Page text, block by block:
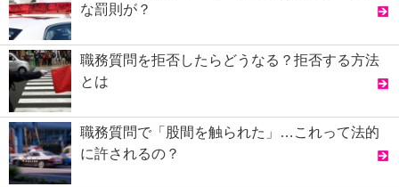
な罰則が？
職務質問を拒否したらどうなる？拒否する方法
とは
職務質問で「股間を触られた」…これって法的
に許されるの？